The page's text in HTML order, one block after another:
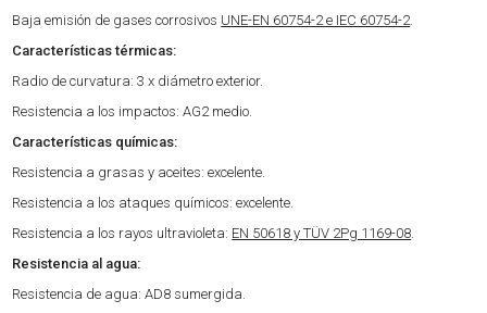
Baja emisión de gases corrosivos UNE-EN 60754-2 e IEC 60754-2.
Características térmicas:
Radio de curvatura: 3 x diámetro exterior.
Resistencia a los impactos: AG2 medio.
Características químicas:
Resistencia a grasas y aceites: excelente.
Resistencia a los ataques químicos: excelente.
Resistencia a los rayos ultravioleta: EN 50618 y TÜV 2Pg 1169-08.
Resistencia al agua:
Resistencia de agua: AD8 sumergida.